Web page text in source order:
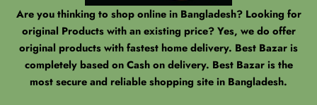
Are you thinking to shop online in Bangladesh? Looking for
original Products with an existing price? Yes, we do offer
original products with fastest home delivery. Best Bazar is
completely based on Cash on delivery. Best Bazar is the
most secure and reliable shopping site in Bangladesh.